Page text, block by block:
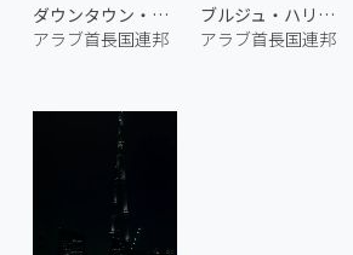
ダウンタウン・ドバイの夜景 2
アラブ首長国連邦
ブルジュ・ハリファ 3
アラブ首長国連邦